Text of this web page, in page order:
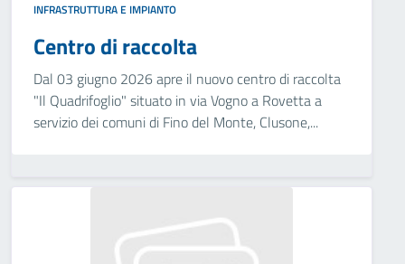
INFRASTRUTTURA E IMPIANTO
Centro di raccolta
Dal 03 giugno 2026 apre il nuovo centro di raccolta
"Il Quadrifoglio" situato in via Vogno a Rovetta a
servizio dei comuni di Fino del Monte, Clusone,...